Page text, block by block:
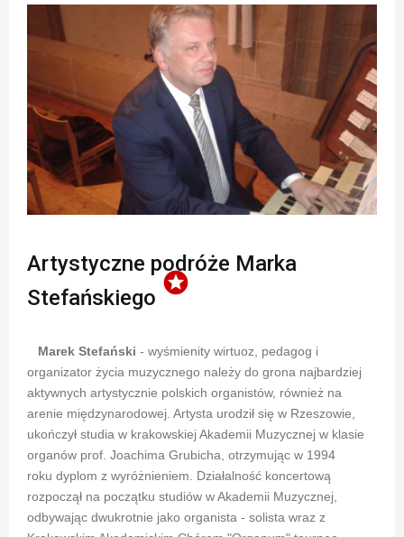
Artystyczne podróże Marka
Stefańskiego
stars
Marek Stefański - wyśmienity wirtuoz, pedagog i
organizator życia muzycznego należy do grona najbardziej
aktywnych artystycznie polskich organistów, również na
arenie międzynarodowej. Artysta urodził się w Rzeszowie,
ukończył studia w krakowskiej Akademii Muzycznej w klasie
organów prof. Joachima Grubicha, otrzymując w 1994
roku dyplom z wyróżnieniem. Działalność koncertową
rozpoczął na początku studiów w Akademii Muzycznej,
odbywając dwukrotnie jako organista - solista wraz z